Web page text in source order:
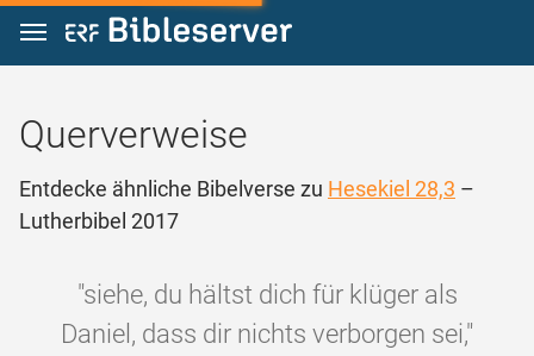
Zum Inhalt springen
Querverweise
Entdecke ähnliche Bibelverse zu Hesekiel 28,3 –
Lutherbibel 2017
"siehe, du hältst dich für klüger als
Daniel, dass dir nichts verborgen sei,"